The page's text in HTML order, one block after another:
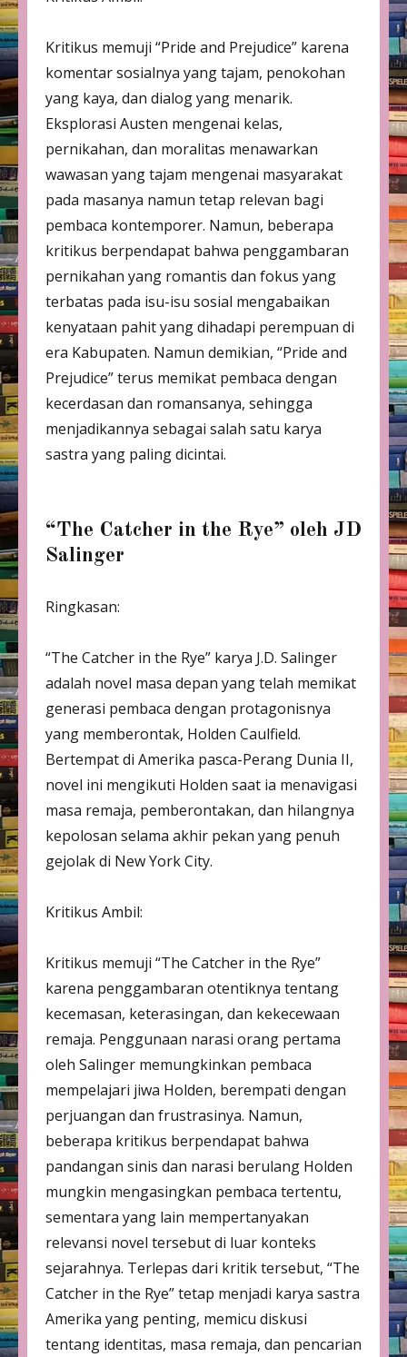
Kritikus memuji “Pride and Prejudice” karena
komentar sosialnya yang tajam, penokohan
yang kaya, dan dialog yang menarik.
Eksplorasi Austen mengenai kelas,
pernikahan, dan moralitas menawarkan
wawasan yang tajam mengenai masyarakat
pada masanya namun tetap relevan bagi
pembaca kontemporer. Namun, beberapa
kritikus berpendapat bahwa penggambaran
pernikahan yang romantis dan fokus yang
terbatas pada isu-isu sosial mengabaikan
kenyataan pahit yang dihadapi perempuan di
era Kabupaten. Namun demikian, “Pride and
Prejudice” terus memikat pembaca dengan
kecerdasan dan romansanya, sehingga
menjadikannya sebagai salah satu karya
sastra yang paling dicintai.
“The Catcher in the Rye” oleh JD
Salinger
Ringkasan:
“The Catcher in the Rye” karya J.D. Salinger
adalah novel masa depan yang telah memikat
generasi pembaca dengan protagonisnya
yang memberontak, Holden Caulfield.
Bertempat di Amerika pasca-Perang Dunia II,
novel ini mengikuti Holden saat ia menavigasi
masa remaja, pemberontakan, dan hilangnya
kepolosan selama akhir pekan yang penuh
gejolak di New York City.
Kritikus Ambil:
Kritikus memuji “The Catcher in the Rye”
karena penggambaran otentiknya tentang
kecemasan, keterasingan, dan kekecewaan
remaja. Penggunaan narasi orang pertama
oleh Salinger memungkinkan pembaca
mempelajari jiwa Holden, berempati dengan
perjuangan dan frustrasinya. Namun,
beberapa kritikus berpendapat bahwa
pandangan sinis dan narasi berulang Holden
mungkin mengasingkan pembaca tertentu,
sementara yang lain mempertanyakan
relevansi novel tersebut di luar konteks
sejarahnya. Terlepas dari kritik tersebut, “The
Catcher in the Rye” tetap menjadi karya sastra
Amerika yang penting, memicu diskusi
tentang identitas, masa remaja, dan pencarian